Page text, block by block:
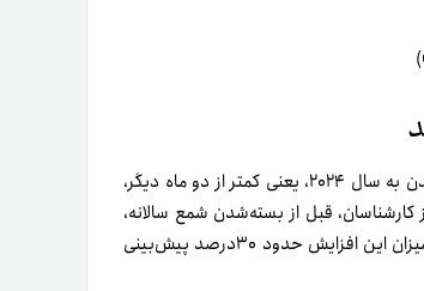
در بازه زمانی کوتاه، اتفاقات زیادی می‌تواند در بازار بیت کوین رخ دهد و با نزدیک‌شدن به سال ۲۰۲۴، یعنی کمتر از دو ماه دیگر،
قبل از بسته‌شدن شمع سالانه،
قیمت بیت کوین افزایش دیگری را درمقایسه‌با قیمت حال‌حاضر تجربه خواهد کرد و میزان این افزایش حدود ۳۰درصد پیش‌بینی